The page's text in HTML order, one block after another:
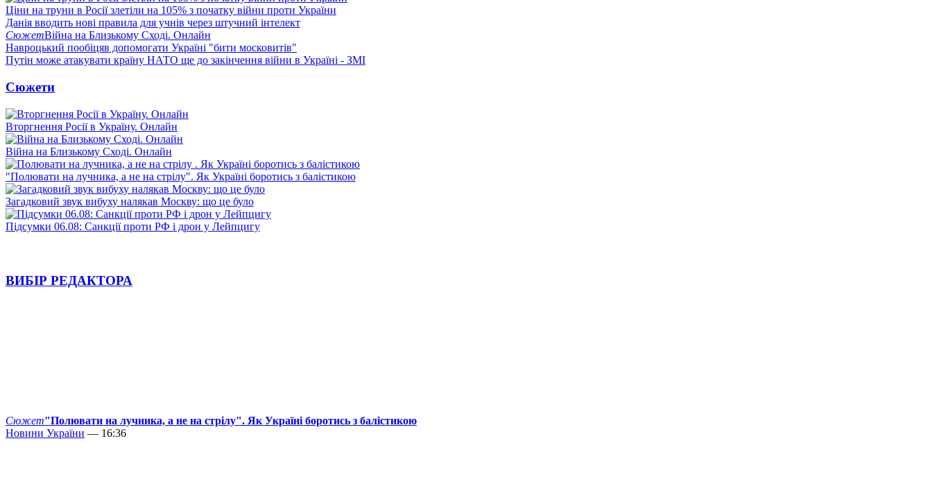
Ціни на труни в Росії злетіли на 105% з початку війни проти України
Данія вводить нові правила для учнів через штучний інтелект
СюжетВійна на Близькому Сході. Онлайн
Навроцький пообіцяв допомогати Україні "бити московитів"
Путін може атакувати країну НАТО ще до закінчення війни в Україні - ЗМІ
Сюжети
Вторгнення Росії в Україну. Онлайн
Війна на Близькому Сході. Онлайн
"Полювати на лучника, а не на стрілу". Як Україні боротись з балістикою
Загадковий звук вибуху налякав Москву: що це було
Підсумки 06.08: Санкції проти РФ і дрон у Лейпцигу
ВИБІР РЕДАКТОРА
Сюжет"Полювати на лучника, а не на стрілу". Як Україні боротись з балістикою
Новини України — 16:36